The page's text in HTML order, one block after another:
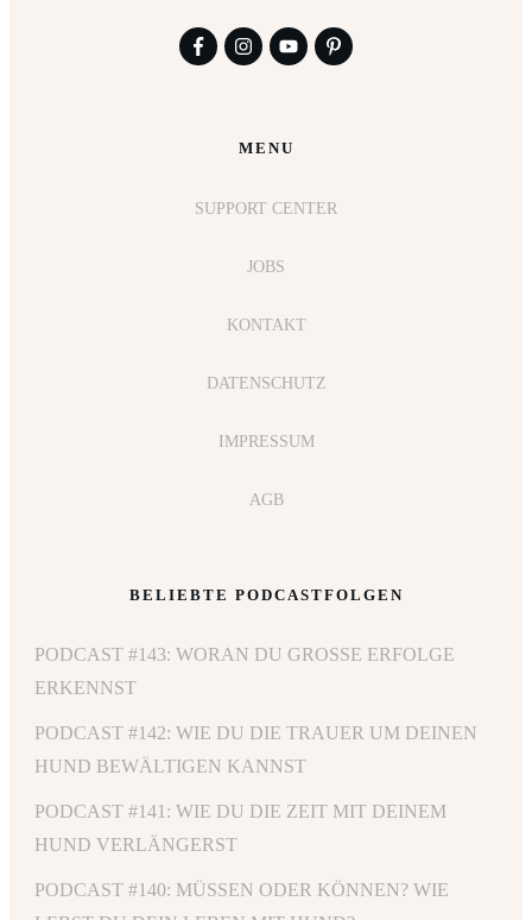
BELIEBTE PODCASTFOLGEN
PODCAST #143: WORAN DU GROSSE ERFOLGE E
RKENNST
PODCAST #142: WIE DU DIE TRAUER UM DEINEN
HUND BEWÄLTIGEN KANNST
PODCAST #141: WIE DU DIE ZEIT MIT DEINEM
HUND VERLÄNGERST
PODCAST #140: MÜSSEN ODER KÖNNEN? WIE
MENU
SUPPORT CENTER
JOBS
KONTAKT
DATENSCHUTZ
IMPRESSUM
AGB